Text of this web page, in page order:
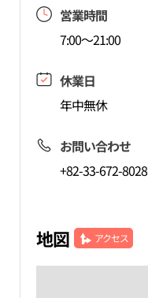
営業時間
7:00～21:00
休業日
年中無休
お問い合わせ
+82-33-672-8028
地図 アクセス